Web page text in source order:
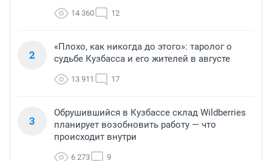
14 360 12
2
«Плохо, как никогда до этого»: таролог о
судьбе Кузбасса и его жителей в августе
13 911 17
3
Обрушившийся в Кузбассе склад Wildberries
планирует возобновить работу — что
происходит внутри
6 273 9